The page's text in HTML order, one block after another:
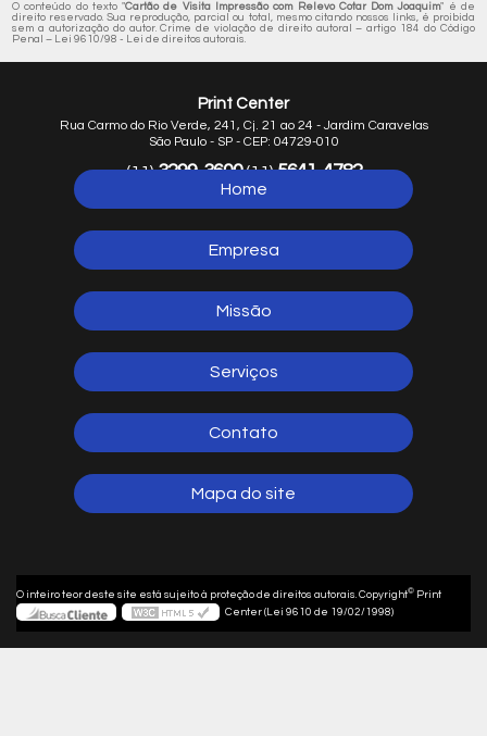
O conteúdo do texto "Cartão de Visita Impressão com Relevo Cotar Dom Joaquim" é de
direito reservado. Sua reprodução, parcial ou total, mesmo citando nossos links, é proibida
sem a autorização do autor. Crime de violação de direito autoral – artigo 184 do Código
Penal – Lei 9610/98 - Lei de direitos autorais.
Print Center
Rua Carmo do Rio Verde, 241, Cj. 21 ao 24 - Jardim Caravelas
São Paulo - SP - CEP: 04729-010
(11)3299-3600(11)5641-4782
5641-1254
Home
Empresa
Missão
Serviços
Contato
Mapa do site
O inteiro teor deste site está sujeito à proteção de direitos autorais. Copyright© Print
Center (Lei 9610 de 19/02/1998)